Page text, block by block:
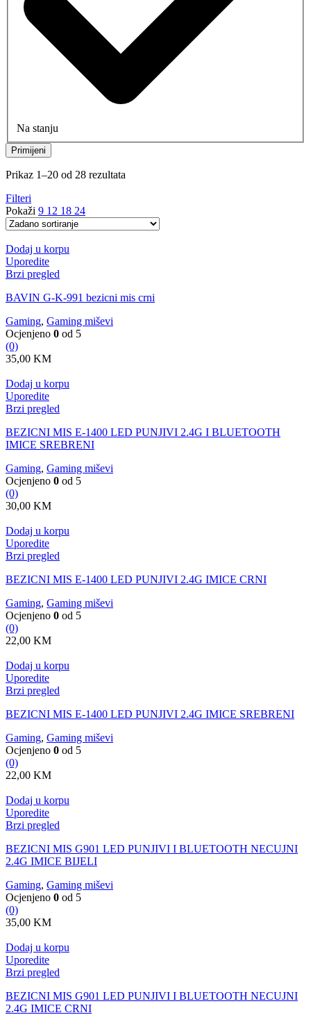
Na stanju
Primijeni
Prikaz 1–20 od 28 rezultata
Filteri
Pokaži 9 12 18 24
Dodaj u korpu
Uporedite
Brzi pregled
BAVIN G-K-991 bezicni mis crni
Gaming, Gaming miševi
Ocjenjeno 0 od 5
(0)
35,00 KM
Dodaj u korpu
Uporedite
Brzi pregled
BEZICNI MIS E-1400 LED PUNJIVI 2.4G I BLUETOOTH
IMICE SREBRENI
Gaming, Gaming miševi
Ocjenjeno 0 od 5
(0)
30,00 KM
Dodaj u korpu
Uporedite
Brzi pregled
BEZICNI MIS E-1400 LED PUNJIVI 2.4G IMICE CRNI
Gaming, Gaming miševi
Ocjenjeno 0 od 5
(0)
22,00 KM
Dodaj u korpu
Uporedite
Brzi pregled
BEZICNI MIS E-1400 LED PUNJIVI 2.4G IMICE SREBRENI
Gaming, Gaming miševi
Ocjenjeno 0 od 5
(0)
22,00 KM
Dodaj u korpu
Uporedite
Brzi pregled
BEZICNI MIS G901 LED PUNJIVI I BLUETOOTH NECUJNI
2.4G IMICE BIJELI
Gaming, Gaming miševi
Ocjenjeno 0 od 5
(0)
35,00 KM
Dodaj u korpu
Uporedite
Brzi pregled
BEZICNI MIS G901 LED PUNJIVI I BLUETOOTH NECUJNI
2.4G IMICE CRNI